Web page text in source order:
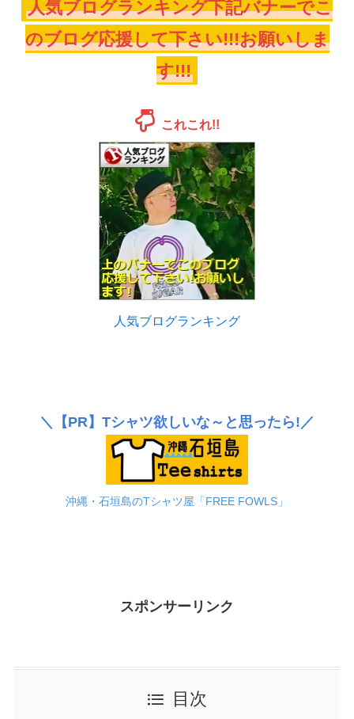
人気ブログランキング下記バナーでこ
のブログ応援して下さい!!!お願いしま
す!!!
これこれ!!
人気ブログランキング
＼ 【PR】 Tシャツ欲しいな～と思ったら!／
沖縄・石垣島のTシャツ屋「FREE FOWLS」
スポンサーリンク
目次